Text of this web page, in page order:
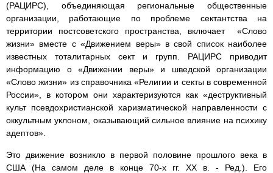
(РАЦИРС), объединяющая региональные общественные
организации, работающие по проблеме сектантства на
территории постсоветского пространства, включает «Слово
жизни» вместе с «Движением веры» в свой список наиболее
известных тоталитарных сект и групп. РАЦИРС приводит
информацию о «Движении веры» и шведской организации
«Слово жизни» из справочника «Религии и секты в современной
России», в котором они характеризуются как «деструктивный
культ псевдохристианской харизматической направленности с
оккультным уклоном, оказывающий сильное влияние на психику
адептов».
Это движение возникло в первой половине прошлого века в
США (На самом деле в конце 70-х гг. ХХ в. - Ред.). Его